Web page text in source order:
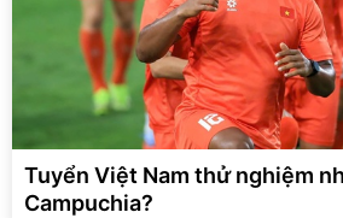
Tuyển Việt Nam thử nghiệm
Campuchia?